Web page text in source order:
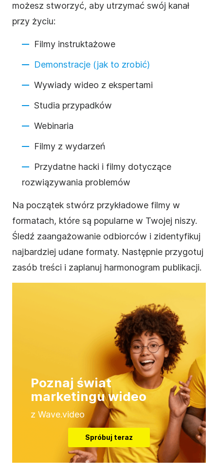
możesz stworzyć, aby utrzymać swój kanał
przy życiu:
Filmy instruktażowe
Demonstracje (jak to zrobić)
Wywiady wideo z ekspertami
Studia przypadków
Webinaria
Filmy z wydarzeń
Przydatne hacki i filmy dotyczące
rozwiązywania problemów
Na początek stwórz przykładowe filmy w
formatach, które są popularne w Twojej niszy.
Śledź zaangażowanie odbiorców i zidentyfikuj
najbardziej udane formaty. Następnie przygotuj
zasób treści i zaplanuj harmonogram publikacji.
Poznaj świat
marketingu wideo
z Wave.video
Spróbuj teraz